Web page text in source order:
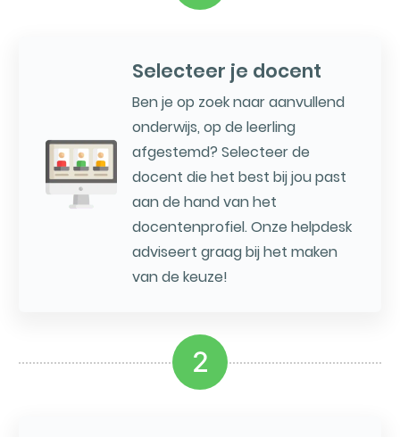
Selecteer je docent
Ben je op zoek naar aanvullend
onderwijs, op de leerling
afgestemd? Selecteer de
docent die het best bij jou past
aan de hand van het
docentenprofiel. Onze helpdesk
adviseert graag bij het maken
van de keuze!
2